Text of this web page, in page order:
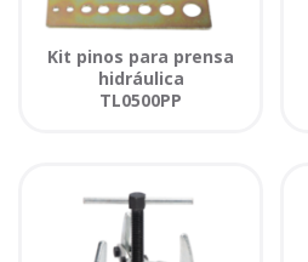
Kit pinos para prensa
hidráulica
TL0500PP